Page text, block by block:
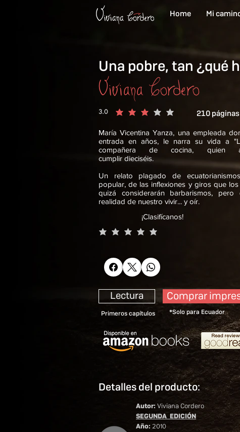
Home Mi
Viviana Cordero
Una pobre, tan ¿qué
210 páginas
3.0
la calificación promedio es 3 de 5
María Vicentina Yanza, una empleada
entrada en años, le narra su vida a
compañera de cocina, quien
cumplir dieciséis.
Un relato plagado de
popular, de las inflexiones y giros que
quizá considerarán barbarismos,
realidad de nuestro vivir... y oír.
¡Clasifícanos!
Lectura
Primeros capítulos
Comprar
*Solo para Ecuador
Detalles del producto:
Autor: Viviana Cordero
SEGUNDA EDICIÓN
Año: 2010